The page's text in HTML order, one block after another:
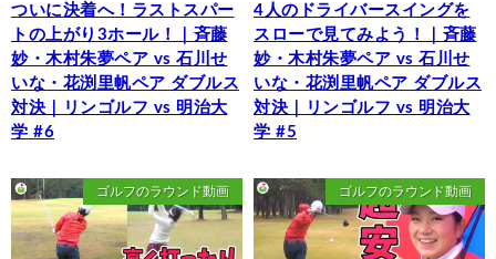
ついに決着へ！ラストスパー
トの上がり3ホール！｜斉藤
妙・木村朱夢ペア vs 石川せ
いな・花渕里帆ペア ダブルス
対決｜リンゴルフ vs 明治大
学 #6
4人のドライバースイングを
スローで見てみよう！｜斉藤
妙・木村朱夢ペア vs 石川せ
いな・花渕里帆ペア ダブルス
対決｜リンゴルフ vs 明治大
学 #5
ゴルフのラウンド動画 ゴルフのラウンド動画